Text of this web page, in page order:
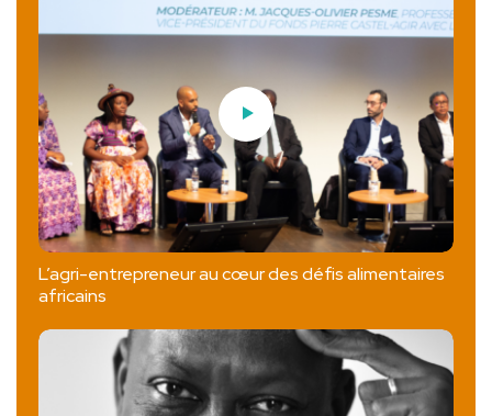
L’agri-entrepreneur au cœur des défis alimentaires
africains